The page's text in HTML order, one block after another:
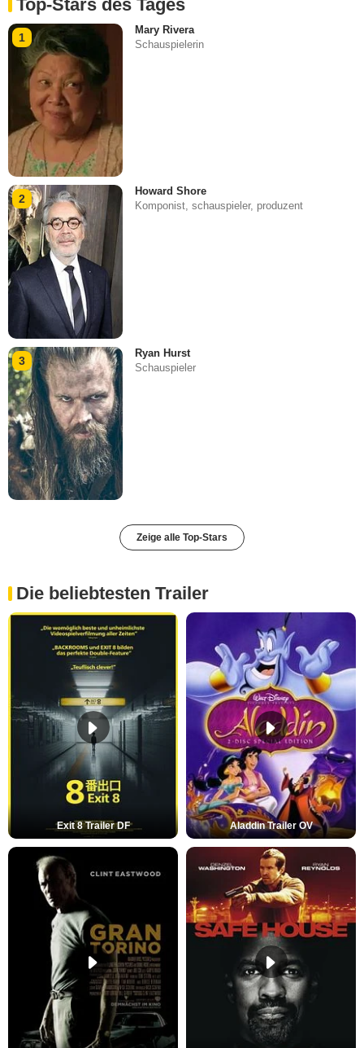
Top-Stars des Tages
1
Mary Rivera
Schauspielerin
2
Howard Shore
Komponist, schauspieler, produzent
3
Ryan Hurst
Schauspieler
Zeige alle Top-Stars
Die beliebtesten Trailer
Exit 8 Trailer DF Aladdin Trailer OV